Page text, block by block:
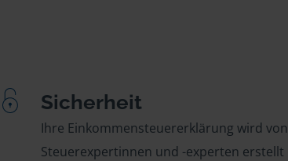
Sicherheit
Ihre Einkommensteuererklärung wird von
Steuerexpertinnen und -experten erstellt